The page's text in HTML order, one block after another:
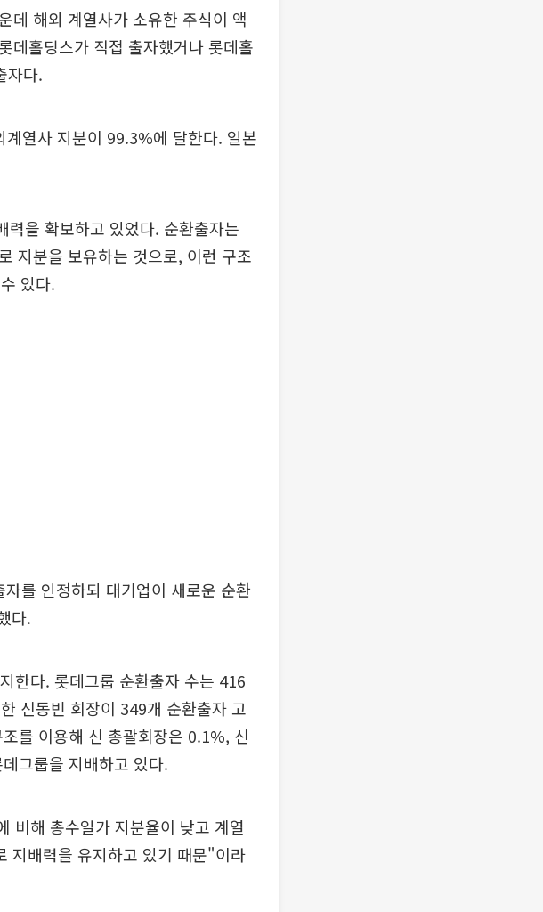
데 해외 계열사가 소유한 주식이 액
데홀딩스가 직접 출자했거나 롯데홀
자다.
열사 지분이 99.3%에 달한다. 일본
을 확보하고 있었다. 순환출자는
분을 보유하는 것으로, 이런 구조
있다.
를 인정하되 대기업이 새로운 순환
다.
한다. 롯데그룹 순환출자 수는 416
신동빈 회장이 349개 순환출자 고
를 이용해 신 총괄회장은 0.1%, 신
그룹을 지배하고 있다.
비해 총수일가 지분율이 낮고 계열
지배력을 유지하고 있기 때문"이라